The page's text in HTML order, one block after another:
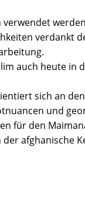
verdankt
auch heute in
sich an
und
für den
afghanische